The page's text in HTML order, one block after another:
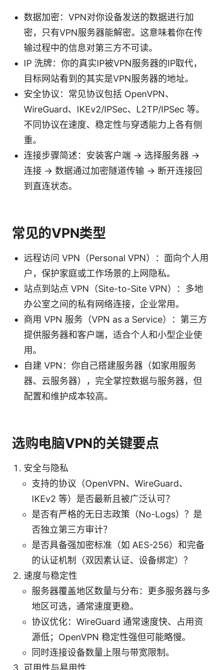
数据加密：VPN对你设备发送的数据进行加
密，只有VPN服务器能解密。这意味着你在传
输过程中的信息对第三方不可读。
IP 洗牌：你的真实IP被VPN服务器的IP取代，
目标网站看到的其实是VPN服务器的地址。
安全协议：常见协议包括 OpenVPN、
WireGuard、IKEv2/IPSec、L2TP/IPSec 等。
不同协议在速度、稳定性与穿透能力上各有侧
重。
连接步骤简述：安装客户端 → 选择服务器 →
连接 → 数据通过加密隧道传输 → 断开连接回
到直连状态。
常见的VPN类型
远程访问 VPN（Personal VPN）：面向个人用
户，保护家庭或工作场景的上网隐私。
站点到站点 VPN（Site-to-Site VPN）：多地
办公室之间的私有网络连接，企业常用。
商用 VPN 服务（VPN as a Service）：第三方
提供服务器和客户端，适合个人和小型企业使
用。
自建 VPN：你自己搭建服务器（如家用服务
器、云服务器），完全掌控数据与服务器，但
配置和维护成本较高。
选购电脑VPN的关键要点
安全与隐私
支持的协议（OpenVPN、WireGuard、
IKEv2 等）是否最新且被广泛认可？
是否有严格的无日志政策（No-Logs）？是
否独立第三方审计？
是否具备强加密标准（如 AES-256）和完备
的认证机制（双因素认证、设备绑定）？
速度与稳定性
服务器覆盖地区数量与分布：更多服务器与多
地区可选，通常速度更稳。
协议优化：WireGuard 通常速度快、占用资
源低；OpenVPN 稳定性强但可能略慢。
同时连接设备数量上限与带宽限制。
可用性与易用性